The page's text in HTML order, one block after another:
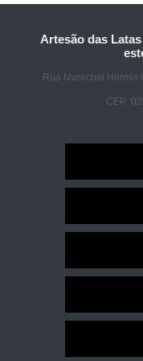
Artesão das
Rua Marechal Hermis
CEP: